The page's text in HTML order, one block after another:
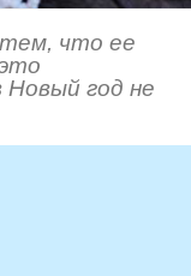
тем, что ее
год не